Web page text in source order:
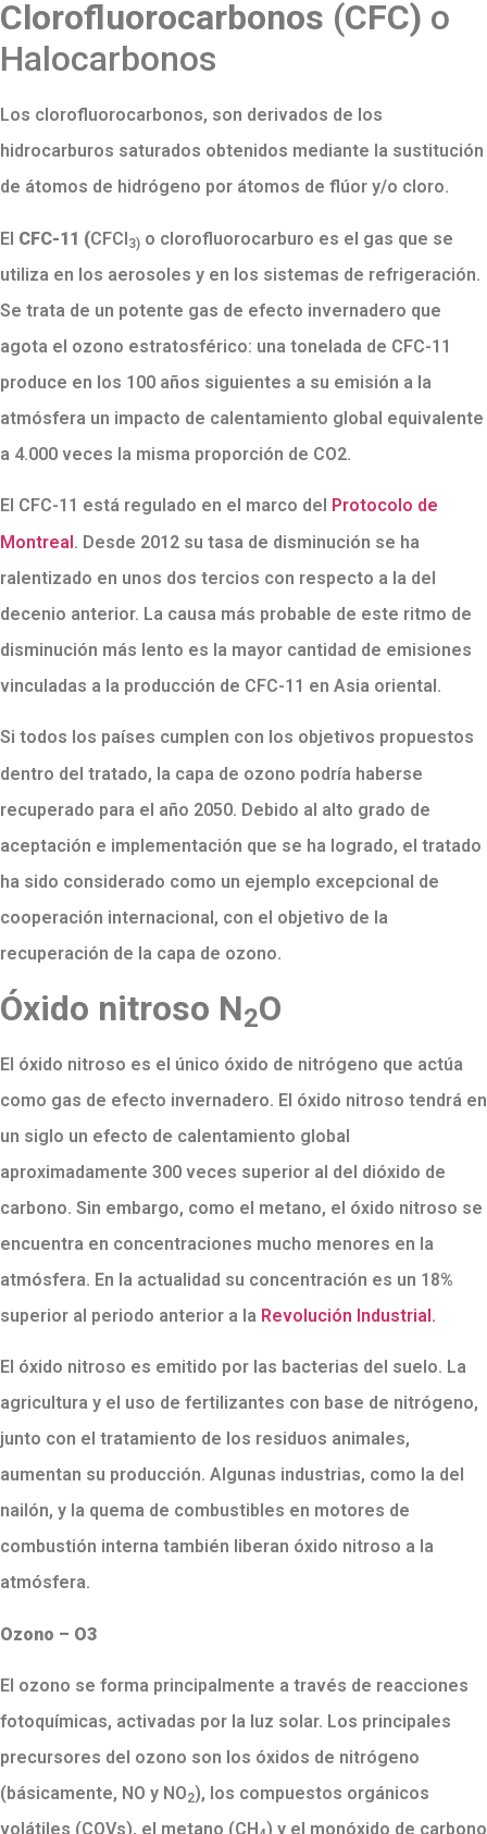
Clorofluorocarbonos (CFC) o
Halocarbonos
Los clorofluorocarbonos, son derivados de los
hidrocarburos saturados obtenidos mediante la sustitución
de átomos de hidrógeno por átomos de flúor y/o cloro.
El CFC-11 (CFCl3) o clorofluorocarburo es el gas que se
utiliza en los aerosoles y en los sistemas de refrigeración.
Se trata de un potente gas de efecto invernadero que
agota el ozono estratosférico: una tonelada de CFC-11
produce en los 100 años siguientes a su emisión a la
atmósfera un impacto de calentamiento global equivalente
a 4.000 veces la misma proporción de CO2.
El CFC-11 está regulado en el marco del Protocolo de
Montreal. Desde 2012 su tasa de disminución se ha
ralentizado en unos dos tercios con respecto a la del
decenio anterior. La causa más probable de este ritmo de
disminución más lento es la mayor cantidad de emisiones
vinculadas a la producción de CFC-11 en Asia oriental.
Si todos los países cumplen con los objetivos propuestos
dentro del tratado, la capa de ozono podría haberse
recuperado para el año 2050. Debido al alto grado de
aceptación e implementación que se ha logrado, el tratado
ha sido considerado como un ejemplo excepcional de
cooperación internacional, con el objetivo de la
recuperación de la capa de ozono.
Óxido nitroso N2O
El óxido nitroso es el único óxido de nitrógeno que actúa
como gas de efecto invernadero. El óxido nitroso tendrá en
un siglo un efecto de calentamiento global
aproximadamente 300 veces superior al del dióxido de
carbono. Sin embargo, como el metano, el óxido nitroso se
encuentra en concentraciones mucho menores en la
atmósfera. En la actualidad su concentración es un 18%
superior al periodo anterior a la Revolución Industrial.
El óxido nitroso es emitido por las bacterias del suelo. La
agricultura y el uso de fertilizantes con base de nitrógeno,
junto con el tratamiento de los residuos animales,
aumentan su producción. Algunas industrias, como la del
nailón, y la quema de combustibles en motores de
combustión interna también liberan óxido nitroso a la
atmósfera.
Ozono – O3
El ozono se forma principalmente a través de reacciones
fotoquímicas, activadas por la luz solar. Los principales
precursores del ozono son los óxidos de nitrógeno
(básicamente, NO y NO2), los compuestos orgánicos
volátiles (COVs), el metano (CH ) y el monóxido de carbono